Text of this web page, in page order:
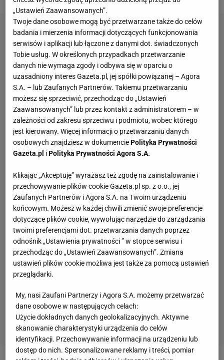
„Ustawień Zaawansowanych”.
Twoje dane osobowe mogą być przetwarzane także do celów
badania i mierzenia informacji dotyczących funkcjonowania
serwisów i aplikacji lub łączone z danymi dot. świadczonych
Tobie usług. W określonych przypadkach przetwarzanie
danych nie wymaga zgody i odbywa się w oparciu o
uzasadniony interes Gazeta.pl, jej spółki powiązanej – Agora
S.A. – lub Zaufanych Partnerów. Takiemu przetwarzaniu
możesz się sprzeciwić, przechodząc do „Ustawień
Zaawansowanych” lub przez kontakt z administratorem – w
zależności od zakresu sprzeciwu i podmiotu, wobec którego
jest kierowany. Więcej informacji o przetwarzaniu danych
osobowych znajdziesz w dokumenciePolityka Prywatności
Gazeta.pl iPolityka Prywatności Agora S.A.
Klikając „Akceptuję” wyrażasz też zgodę na zainstalowanie i
przechowywanie plików cookie Gazeta.pl sp. z o.o., jej
Zaufanych Partnerów i Agora S.A. na Twoim urządzeniu
końcowym. Możesz w każdej chwili zmienić swoje preferencje
dotyczące plików cookie, wywołując narzędzie do zarządzania
twoimi preferencjami dot. przetwarzania danych poprzez
odnośnik „Ustawienia prywatności ” w stopce serwisu i
przechodząc do „Ustawień Zaawansowanych”. Zmiana
ustawień plików cookie możliwa jest także za pomocą ustawień
przeglądarki.
My, nasi Zaufani Partnerzy i Agora S.A. możemy przetwarzać
dane osobowe w następujących celach:
Użycie dokładnych danych geolokalizacyjnych. Aktywne
skanowanie charakterystyki urządzenia do celów
identyfikacji. Przechowywanie informacji na urządzeniu lub
dostęp do nich. Spersonalizowane reklamy i treści, pomiar